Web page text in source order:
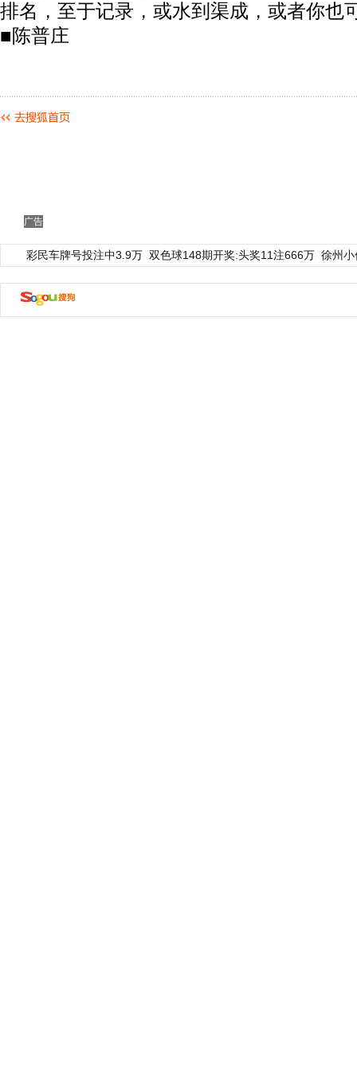
排名，至于记录，或水到渠成，或者你也
■陈普庄
广告
彩民车牌号投注中3.9万 双色球148期开奖:头奖11注666万 徐州